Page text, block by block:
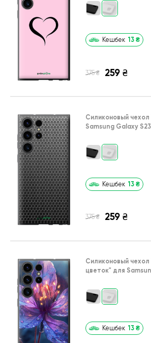
Кешбек 13 ₴
375 ₴ 259 ₴
Силиконовый чехол
Samsung Galaxy
Кешбек 13 ₴
375 ₴ 259 ₴
Силиконовый чехол
цветок" для
Кешбек 13 ₴